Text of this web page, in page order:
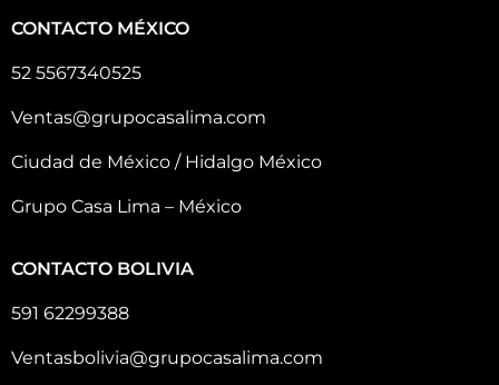
CONTACTO MÉXICO
52 5567340525
Ventas@grupocasalima.com
Ciudad de México / Hidalgo México
Grupo Casa Lima – México
CONTACTO BOLIVIA
591 62299388
Ventasbolivia@grupocasalima.com